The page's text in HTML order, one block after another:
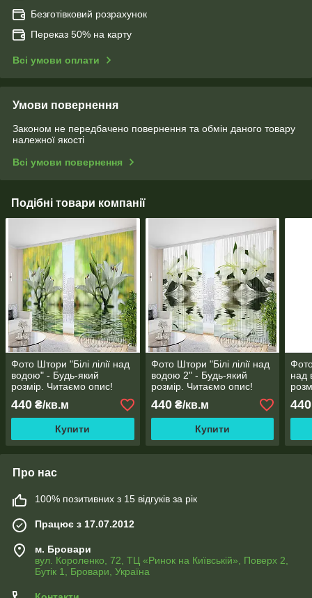
Безготівковий розрахунок
Переказ 50% на карту
Всі умови оплати
Умови повернення
Законом не передбачено повернення та обмін даного товару
належної якості
Всі умови повернення
Подібні товари компанії
Фото Штори "Білі лілії над
водою" - Будь-який
розмір. Читаємо опис!
440 ₴/кв.м
Купити
Фото Штори "Білі лілії над
водою 2" - Будь-який
розмір. Читаємо опис!
440₴/кв.м
Купити
над
440
Про нас
100% позитивних з 15 відгуків за рік
Працює з 17.07.2012
м. Бровари
вул. Короленко, 72, ТЦ «Ринок на Київській», Поверх 2,
Бутік 1, Бровари, Україна